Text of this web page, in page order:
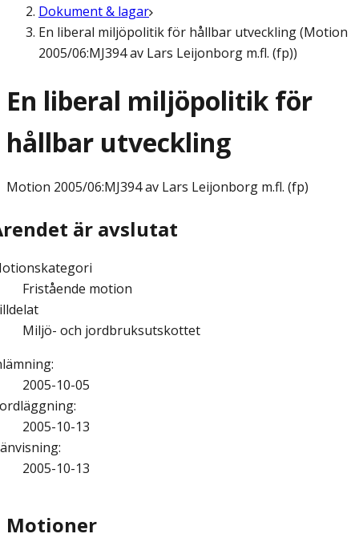
Dokument & lagar
En liberal miljöpolitik för hållbar utveckling (Motion
2005/06:MJ394 av Lars Leijonborg m.fl. (fp))
En liberal miljöpolitik för
hållbar utveckling
Motion 2005/06:MJ394 av Lars Leijonborg m.fl. (fp)
är avslutat
Fristående motion
Miljö- och jordbruksutskottet
:
2005-10-05
:
2005-10-13
:
2005-10-13
Motioner